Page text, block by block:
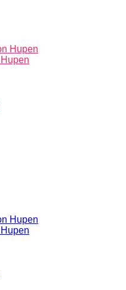
Hupen
Hupen